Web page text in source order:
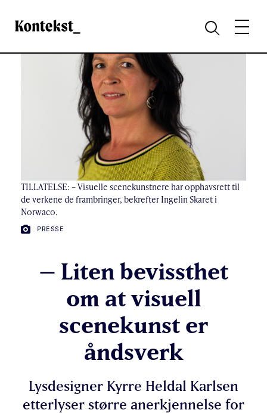
Kontekst
SØKMENY
TILLATELSE: – Visuelle scenekunstnere har opphavsrett til
de verkene de frambringer, bekrefter Ingelin Skaret i
Norwaco.
FOTO:
PRESSE
– Liten bevissthet
om at visuell
scenekunst er
åndsverk
Lysdesigner Kyrre Heldal Karlsen
etterlyser større anerkjennelse for